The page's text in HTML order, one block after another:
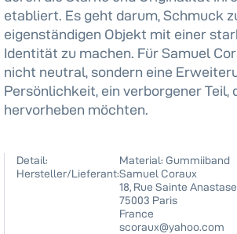
etabliert. Es geht darum, Schmuck
eigenständigen Objekt mit einer
Identität zu machen. Für Samuel
nicht neutral, sondern eine
Persönlichkeit, ein verborgener Teil,
hervorheben möchten.
Detail:
Material: Gummiiband
Hersteller/Lieferant:Samuel Coraux
18, Rue Sainte Anastase
75003 Paris
France
scoraux@yahoo.com